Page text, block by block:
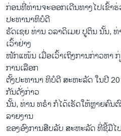
ກ່ອນທີ່ທ່ານຈະອອກເດີນທາງໄປເຂົ້າ
ປະທານາທິບໍດີ
ຣັດເຊຍ ທ່ານ ວລາດິເມຍ ປູຕິນ ນັ້ນ,
ເວົ້າຢ່າງ
ໜັກແໜ້ນ ເມື່ອເວົ້າເຖິງການກ່າວຫາ
ການເລືອກ
ຕັ້ງປະທານາ ທິບໍດີ ສະຫະລັດ ໃນປີ
ກັນດັ່ງກ່າວ
ນັ້ນ, ທ່ານ ທຣຳ ກໍໄດ້ເຮັດໃຫ້ຫຼາຍຄົນ
ລາຍງານ
ຂອງອົງການສືບລັບ ສະຫະລັດ ທີ່ຊີ້ມືໄ